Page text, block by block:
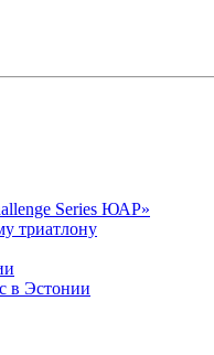
Series ЮАР»
триатлону
в Эстонии